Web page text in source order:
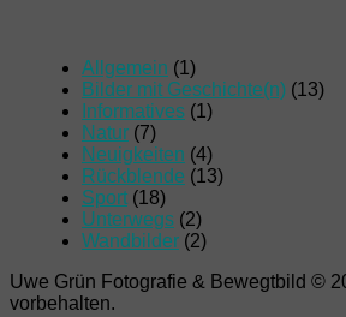
Allgemein (1)
Bilder mit Geschichte(n) (13)
Informatives (1)
Natur (7)
Neuigkeiten (4)
Rückblende (13)
Sport (18)
Unterwegs (2)
Wandbilder (2)
Uwe Grün Fotografie & Bewegtbild ©
vorbehalten.